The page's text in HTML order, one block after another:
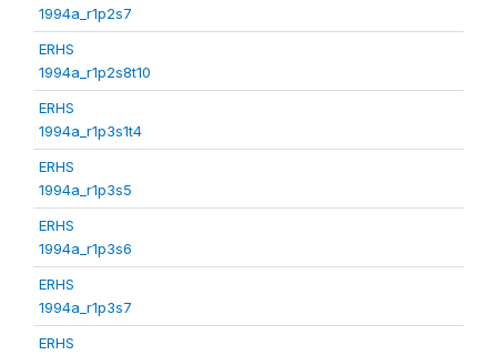
1994a_r1p2s7
ERHS
1994a_r1p2s8t10
ERHS
1994a_r1p3s1t4
ERHS
1994a_r1p3s5
ERHS
1994a_r1p3s6
ERHS
1994a_r1p3s7
ERHS